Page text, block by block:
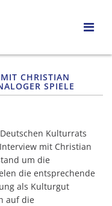
CHRISTIAN
SPIELE
Kulturrats
mit Christian
um die
die entsprechende
als Kulturgut
auf die